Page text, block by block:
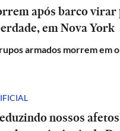
após barco
em Nova York
armados morrem em
nossos